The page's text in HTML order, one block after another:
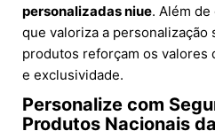
personalizadas niue. Além
que valoriza a personalização
produtos reforçam os valores
e exclusividade.
Personalize com
Produtos Nacionais